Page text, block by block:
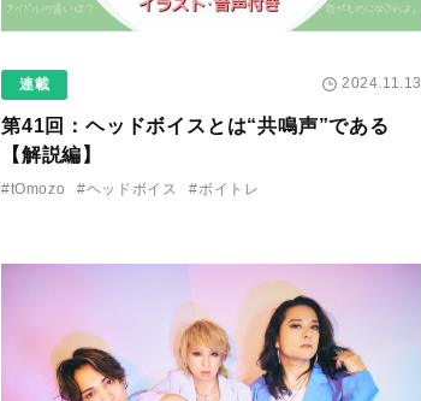
連載 2024.11.13
第41回：ヘッドボイスとは“共鳴声”である
【解説編】
#tOmozo #ヘッドボイス #ボイトレ